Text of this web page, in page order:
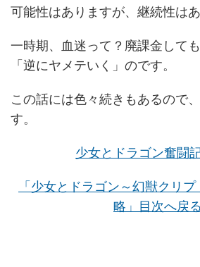
可能性はありますが、継続性はあ
一時期、血迷って？廃課金して
「逆にヤメテいく」のです。
この話には色々続きもあるので
す。
少女とドラゴン奮闘
「少女とドラゴン～幻獣クリ
略」目次へ戻る